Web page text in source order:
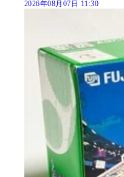
2026年08月07日 11:30